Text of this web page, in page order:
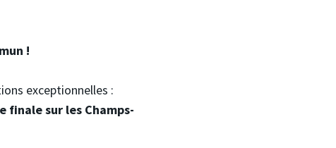
!
exceptionnelles :
finale sur les Champs-